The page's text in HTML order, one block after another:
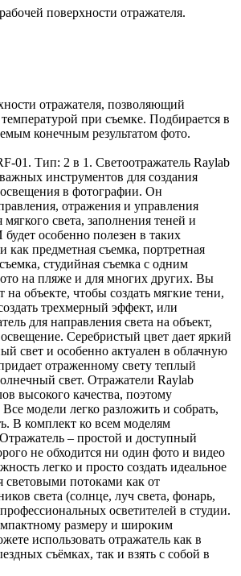
поверхности отражателя.
отражателя, позволяющий
при съемке. Подбирается в
конечным результатом фото.
01. Тип: 2 в 1. Светоотражатель Raylab
инструментов для создания
в фотографии. Он
отражения и управления
мягкого света, заполнения теней и
особенно полезен в таких
как предметная съемка, портретная
студийная съемка с одним
на пляже и для многих других. Вы
на объекте, чтобы создать мягкие тени,
трехмерный эффект, или
для направления света на объект,
освещение. Серебристый цвет дает яркий
свет и особенно актуален в облачную
отраженному свету теплый
свет. Отражатели Raylab
высокого качества, поэтому
модели легко разложить и собрать,
В комплект ко всем моделям
Отражатель – простой и доступный
не обходится ни один фото и видео
легко и просто создать идеальное
световыми потоками как от
света (солнце, луч света, фонарь,
осветителей в студии.
размеру и широким
использовать отражатель как в
съёмках, так и взять с собой в